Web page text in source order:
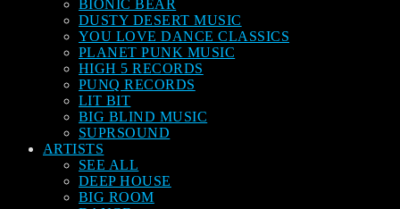
BIONIC BEAR
DUSTY DESERT MUSIC
YOU LOVE DANCE CLASSICS
PLANET PUNK MUSIC
HIGH 5 RECORDS
PUNQ RECORDS
LIT BIT
BIG BLIND MUSIC
SUPRSOUND
ARTISTS
SEE ALL
DEEP HOUSE
BIG ROOM